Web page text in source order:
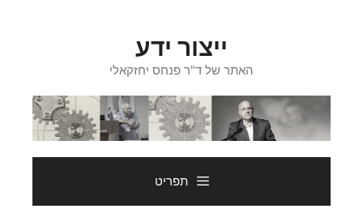
ייצור ידע
האתר של ד"ר פנחס יחזקאלי
תפריט